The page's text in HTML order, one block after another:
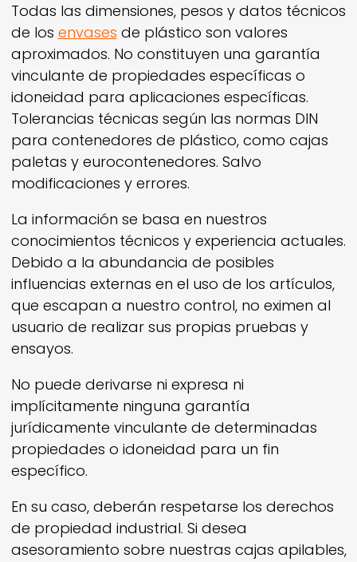
Todas las dimensiones, pesos y datos técnicos
de los envases de plástico son valores
aproximados. No constituyen una garantía
vinculante de propiedades específicas o
idoneidad para aplicaciones específicas.
Tolerancias técnicas según las normas DIN
para contenedores de plástico, como cajas
paletas y eurocontenedores. Salvo
modificaciones y errores.
La información se basa en nuestros
conocimientos técnicos y experiencia actuales.
Debido a la abundancia de posibles
influencias externas en el uso de los artículos,
que escapan a nuestro control, no eximen al
usuario de realizar sus propias pruebas y
ensayos.
No puede derivarse ni expresa ni
implícitamente ninguna garantía
jurídicamente vinculante de determinadas
propiedades o idoneidad para un fin
específico.
En su caso, deberán respetarse los derechos
de propiedad industrial. Si desea
asesoramiento sobre nuestras cajas apilables,